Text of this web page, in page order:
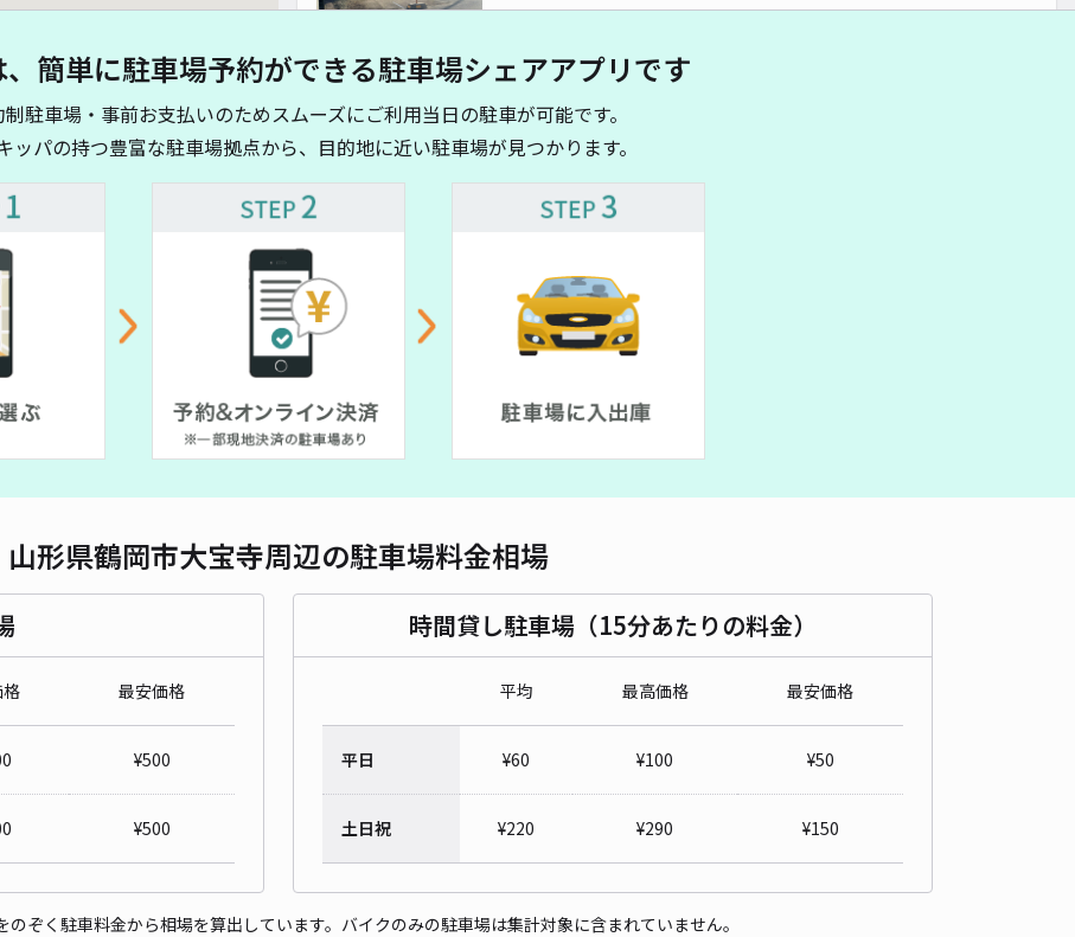
貸出時間 24時間営業
長さ 510cm 以下
鶴岡市大東町12番地 駐車場
0/ 0件
時間貸し可
対応車種
簡単に駐車場予約ができる駐車場シェアアプリです
駐車場・事前お支払いのためスムーズにご利用当日の駐車が可能です。
ッパの持つ豊富な駐車場拠点から、目的地に近い駐車場が見つかります。
山形県鶴岡市大宝寺周辺の駐車場料金相場
最安価格
¥500
¥500
時間貸し駐車場（15分あたりの料金）
平均 最高価格 最安価格
平日 ¥60 ¥100 ¥50
土日祝 ¥220 ¥290 ¥150
ぞく駐車料金から相場を算出しています。バイクのみの駐車場は集計対象に含まれていません。